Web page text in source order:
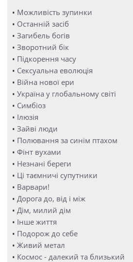
• Можливість зупинки
• Останній засіб
• Загибель богів
• Зворотний бік
• Підкорення часу
• Сексуальна еволюція
• Війна нової ери
• Україна у глобальному світі
• Симбіоз
• Ілюзія
• Зайві люди
• Полювання за синім птахом
• Фінт вухами
• Незнані береги
• Ці таємничі супутники
• Варвари!
• Дорога до, від і між
• Дім, милий дім
• Інше життя
• Подорож до себе
• Живий метал
• Космос - далекий та близький